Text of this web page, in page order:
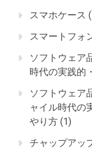
スマホケース
スマートフォ
ソフトウェア
時代の実践的
ソフトウェア
ャイル時代の
やり方 (1)
チャップアッ